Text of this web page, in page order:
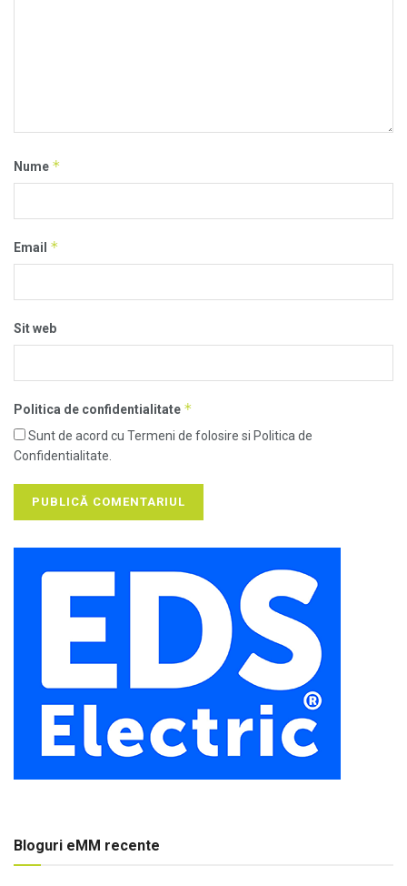
Nume *
Email *
Sit web
Politica de confidentialitate *
Sunt de acord cu Termeni de folosire si Politica de
Confidentialitate.
Bloguri eMM recente